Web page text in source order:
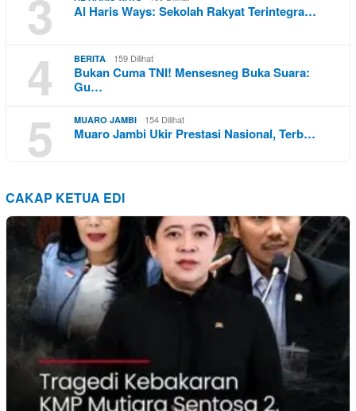
3 Al Haris Ways: Sekolah Rakyat Terintegra…
4 BERITA 159 Dilihat
Bukan Cuma TNI! Mensesneg Buka Suara:
Gu…
5 MUARO JAMBI 154 Dilihat
Muaro Jambi Ukir Prestasi Nasional, Terb…
CAKAP KETUA EDI